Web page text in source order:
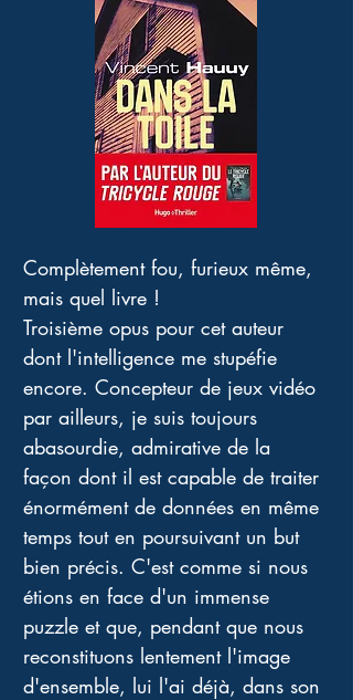
Complètement fou, furieux même,
mais quel livre !
Troisième opus pour cet auteur
dont l'intelligence me stupéfie
encore. Concepteur de jeux vidéo
par ailleurs, je suis toujours
abasourdie, admirative de la
façon dont il est capable de traiter
énormément de données en même
temps tout en poursuivant un but
bien précis. C'est comme si nous
étions en face d'un immense
puzzle et que, pendant que nous
reconstituons lentement l'image
d'ensemble, lui l'ai déjà, dans son